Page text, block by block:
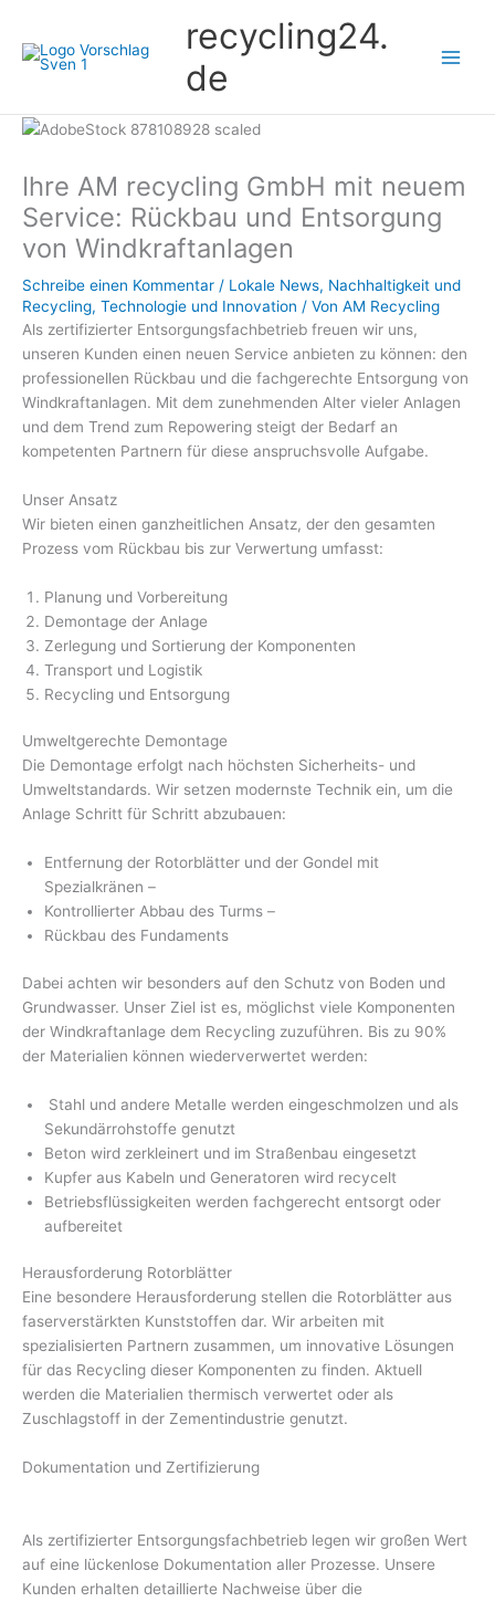
springen
recycling24.
de
Ihre AM recycling GmbH mit neuem
Service: Rückbau und Entsorgung
von Windkraftanlagen
Schreibe einen Kommentar / Lokale News, Nachhaltigkeit und
Recycling, Technologie und Innovation / Von AM Recycling
Als zertifizierter Entsorgungsfachbetrieb freuen wir uns,
unseren Kunden einen neuen Service anbieten zu können: den
professionellen Rückbau und die fachgerechte Entsorgung von
Windkraftanlagen. Mit dem zunehmenden Alter vieler Anlagen
und dem Trend zum Repowering steigt der Bedarf an
kompetenten Partnern für diese anspruchsvolle Aufgabe.
Unser Ansatz
Wir bieten einen ganzheitlichen Ansatz, der den gesamten
Prozess vom Rückbau bis zur Verwertung umfasst:
Planung und Vorbereitung
Demontage der Anlage
Zerlegung und Sortierung der Komponenten
Transport und Logistik
Recycling und Entsorgung
Umweltgerechte Demontage
Die Demontage erfolgt nach höchsten Sicherheits- und
Umweltstandards. Wir setzen modernste Technik ein, um die
Anlage Schritt für Schritt abzubauen:
Entfernung der Rotorblätter und der Gondel mit
Spezialkränen –
Kontrollierter Abbau des Turms –
Rückbau des Fundaments
Dabei achten wir besonders auf den Schutz von Boden und
Grundwasser. Unser Ziel ist es, möglichst viele Komponenten
der Windkraftanlage dem Recycling zuzuführen. Bis zu 90%
der Materialien können wiederverwertet werden:
Stahl und andere Metalle werden eingeschmolzen und als
Sekundärrohstoffe genutzt
Beton wird zerkleinert und im Straßenbau eingesetzt
Kupfer aus Kabeln und Generatoren wird recycelt
Betriebsflüssigkeiten werden fachgerecht entsorgt oder
aufbereitet
Herausforderung Rotorblätter
Eine besondere Herausforderung stellen die Rotorblätter aus
faserverstärkten Kunststoffen dar. Wir arbeiten mit
spezialisierten Partnern zusammen, um innovative Lösungen
für das Recycling dieser Komponenten zu finden. Aktuell
werden die Materialien thermisch verwertet oder als
Zuschlagstoff in der Zementindustrie genutzt.
Dokumentation und Zertifizierung
Als zertifizierter Entsorgungsfachbetrieb legen wir großen Wert
auf eine lückenlose Dokumentation aller Prozesse. Unsere
Kunden erhalten detaillierte Nachweise über die